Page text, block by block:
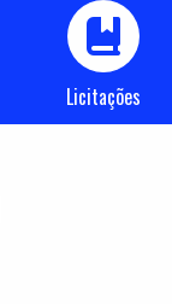
Licitações